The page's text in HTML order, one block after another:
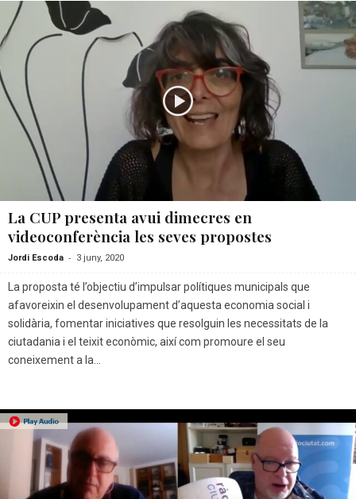
La CUP presenta avui dimecres en
videoconferència les seves propostes
Jordi Escoda - 3 juny, 2020
La proposta té l’objectiu d’impulsar polítiques municipals que
afavoreixin el desenvolupament d’aquesta economia social i
solidària, fomentar iniciatives que resolguin les necessitats de la
ciutadania i el teixit econòmic, així com promoure el seu
coneixement a la...